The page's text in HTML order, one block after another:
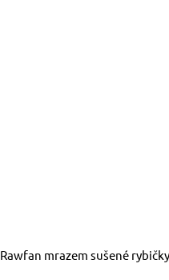
Rawfan mrazem sušené